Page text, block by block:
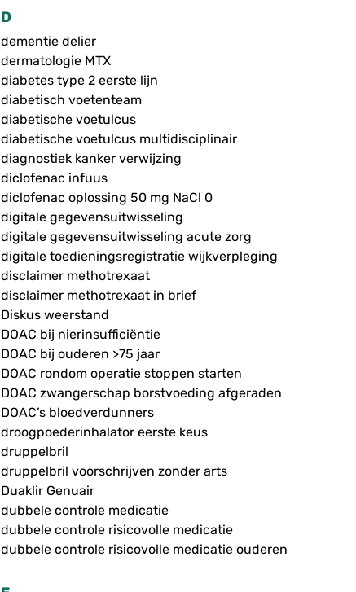
D
dementie delier
dermatologie MTX
diabetes type 2 eerste lijn
diabetisch voetenteam
diabetische voetulcus
diabetische voetulcus multidisciplinair
diagnostiek kanker verwijzing
diclofenac infuus
diclofenac oplossing 50 mg NaCl 0
digitale gegevensuitwisseling
digitale gegevensuitwisseling acute zorg
digitale toedieningsregistratie wijkverpleging
disclaimer methotrexaat
disclaimer methotrexaat in brief
Diskus weerstand
DOAC bij nierinsufficiëntie
DOAC bij ouderen >75 jaar
DOAC rondom operatie stoppen starten
DOAC zwangerschap borstvoeding afgeraden
DOAC’s bloedverdunners
droogpoederinhalator eerste keus
druppelbril
druppelbril voorschrijven zonder arts
Duaklir Genuair
dubbele controle medicatie
dubbele controle risicovolle medicatie
dubbele controle risicovolle medicatie ouderen